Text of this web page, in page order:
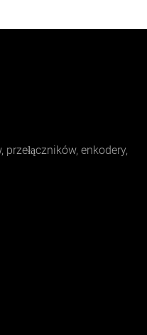
enkodery,